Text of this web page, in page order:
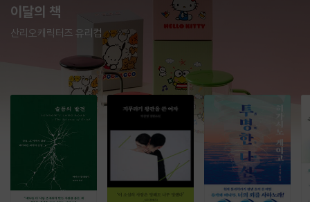
이달의 책
산리오캐릭터즈 유리컵